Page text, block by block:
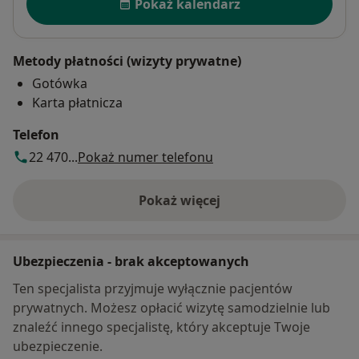
Pokaż kalendarz
Metody płatności (wizyty prywatne)
Gotówka
Karta płatnicza
Telefon
22 470...Pokaż numer telefonu
Pokaż więcej
o adresie
Ubezpieczenia - brak akceptowanych
Ten specjalista przyjmuje wyłącznie pacjentów
prywatnych. Możesz opłacić wizytę samodzielnie lub
znaleźć innego specjalistę, który akceptuje Twoje
ubezpieczenie.